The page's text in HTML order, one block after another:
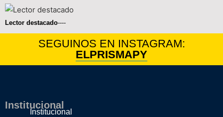
Lector destacado----
SEGUINOS EN INSTAGRAM:
ELPRISMAPY
Institucional
Institucional